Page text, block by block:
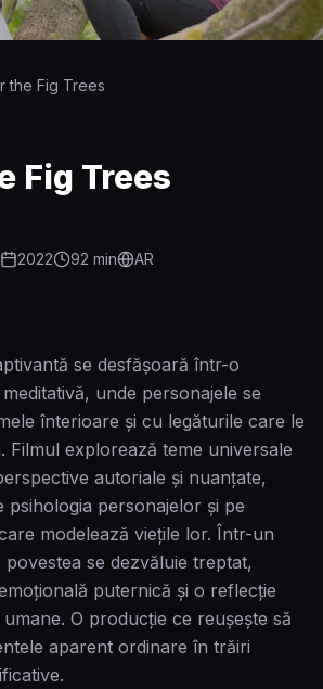
the Fig Trees
Fig Trees
2022 92 min AR
se desfășoară într-o
unde personajele se
înterioare și cu legăturile care le
Filmul explorează teme universale
autoriale și nuanțate,
psihologia personajelor și pe
modelează viețile lor. Într-un
se dezvăluie treptat,
puternică și o reflecție
O producție ce reușește să
aparent ordinare în trăiri